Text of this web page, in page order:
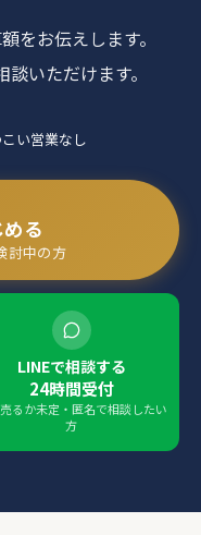
をお伝えします。
いただけます。
い営業なし
る
討中の方
LINEで相談する
24時間受付
るか未定・匿名で相談したい
方